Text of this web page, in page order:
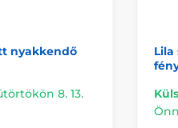
nyakkendő
8. 13.